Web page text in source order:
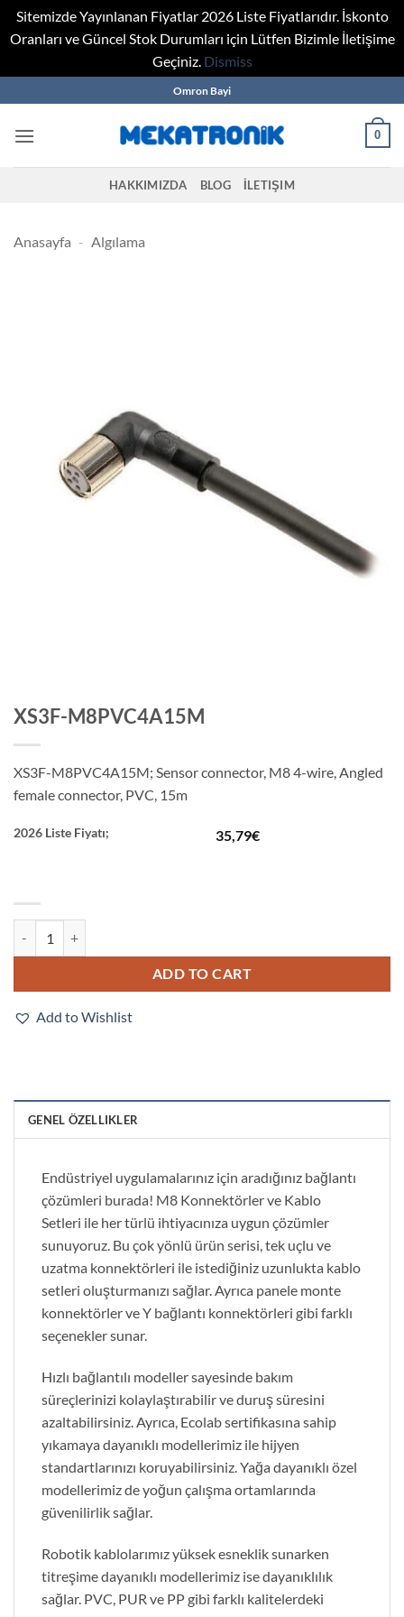
Sitemizde Yayınlanan Fiyatlar 2026 Liste Fiyatlarıdır. İskonto
Oranları ve Güncel Stok Durumları için Lütfen Bizimle İletişime
Geçiniz. Dismiss
to
content
Omron Bayi
0
HAKKIMIZDA BLOG İLETIŞIM
Anasayfa - Algılama
XS3F-M8PVC4A15M
XS3F-M8PVC4A15M; Sensor connector, M8 4-wire, Angled
female connector, PVC, 15m
2026 Liste Fiyatı; 35,79€
ADD TO CART
Add to Wishlist
GENEL ÖZELLIKLER
Endüstriyel uygulamalarınız için aradığınız bağlantı
çözümleri burada! M8 Konnektörler ve Kablo
Setleri ile her türlü ihtiyacınıza uygun çözümler
sunuyoruz. Bu çok yönlü ürün serisi, tek uçlu ve
uzatma konnektörleri ile istediğiniz uzunlukta kablo
setleri oluşturmanızı sağlar. Ayrıca panele monte
konnektörler ve Y bağlantı konnektörleri gibi farklı
seçenekler sunar.
Hızlı bağlantılı modeller sayesinde bakım
süreçlerinizi kolaylaştırabilir ve duruş süresini
azaltabilirsiniz. Ayrıca, Ecolab sertifikasına sahip
yıkamaya dayanıklı modellerimiz ile hijyen
standartlarınızı koruyabilirsiniz. Yağa dayanıklı özel
modellerimiz de yoğun çalışma ortamlarında
güvenilirlik sağlar.
Robotik kablolarımız yüksek esneklik sunarken
titreşime dayanıklı modellerimiz ise dayanıklılık
sağlar. PVC, PUR ve PP gibi farklı kalitelerdeki